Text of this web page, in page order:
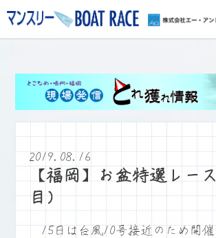
2019.08.16
【福岡】お盆特選レー
目）
15日は台風10号接近のため開催